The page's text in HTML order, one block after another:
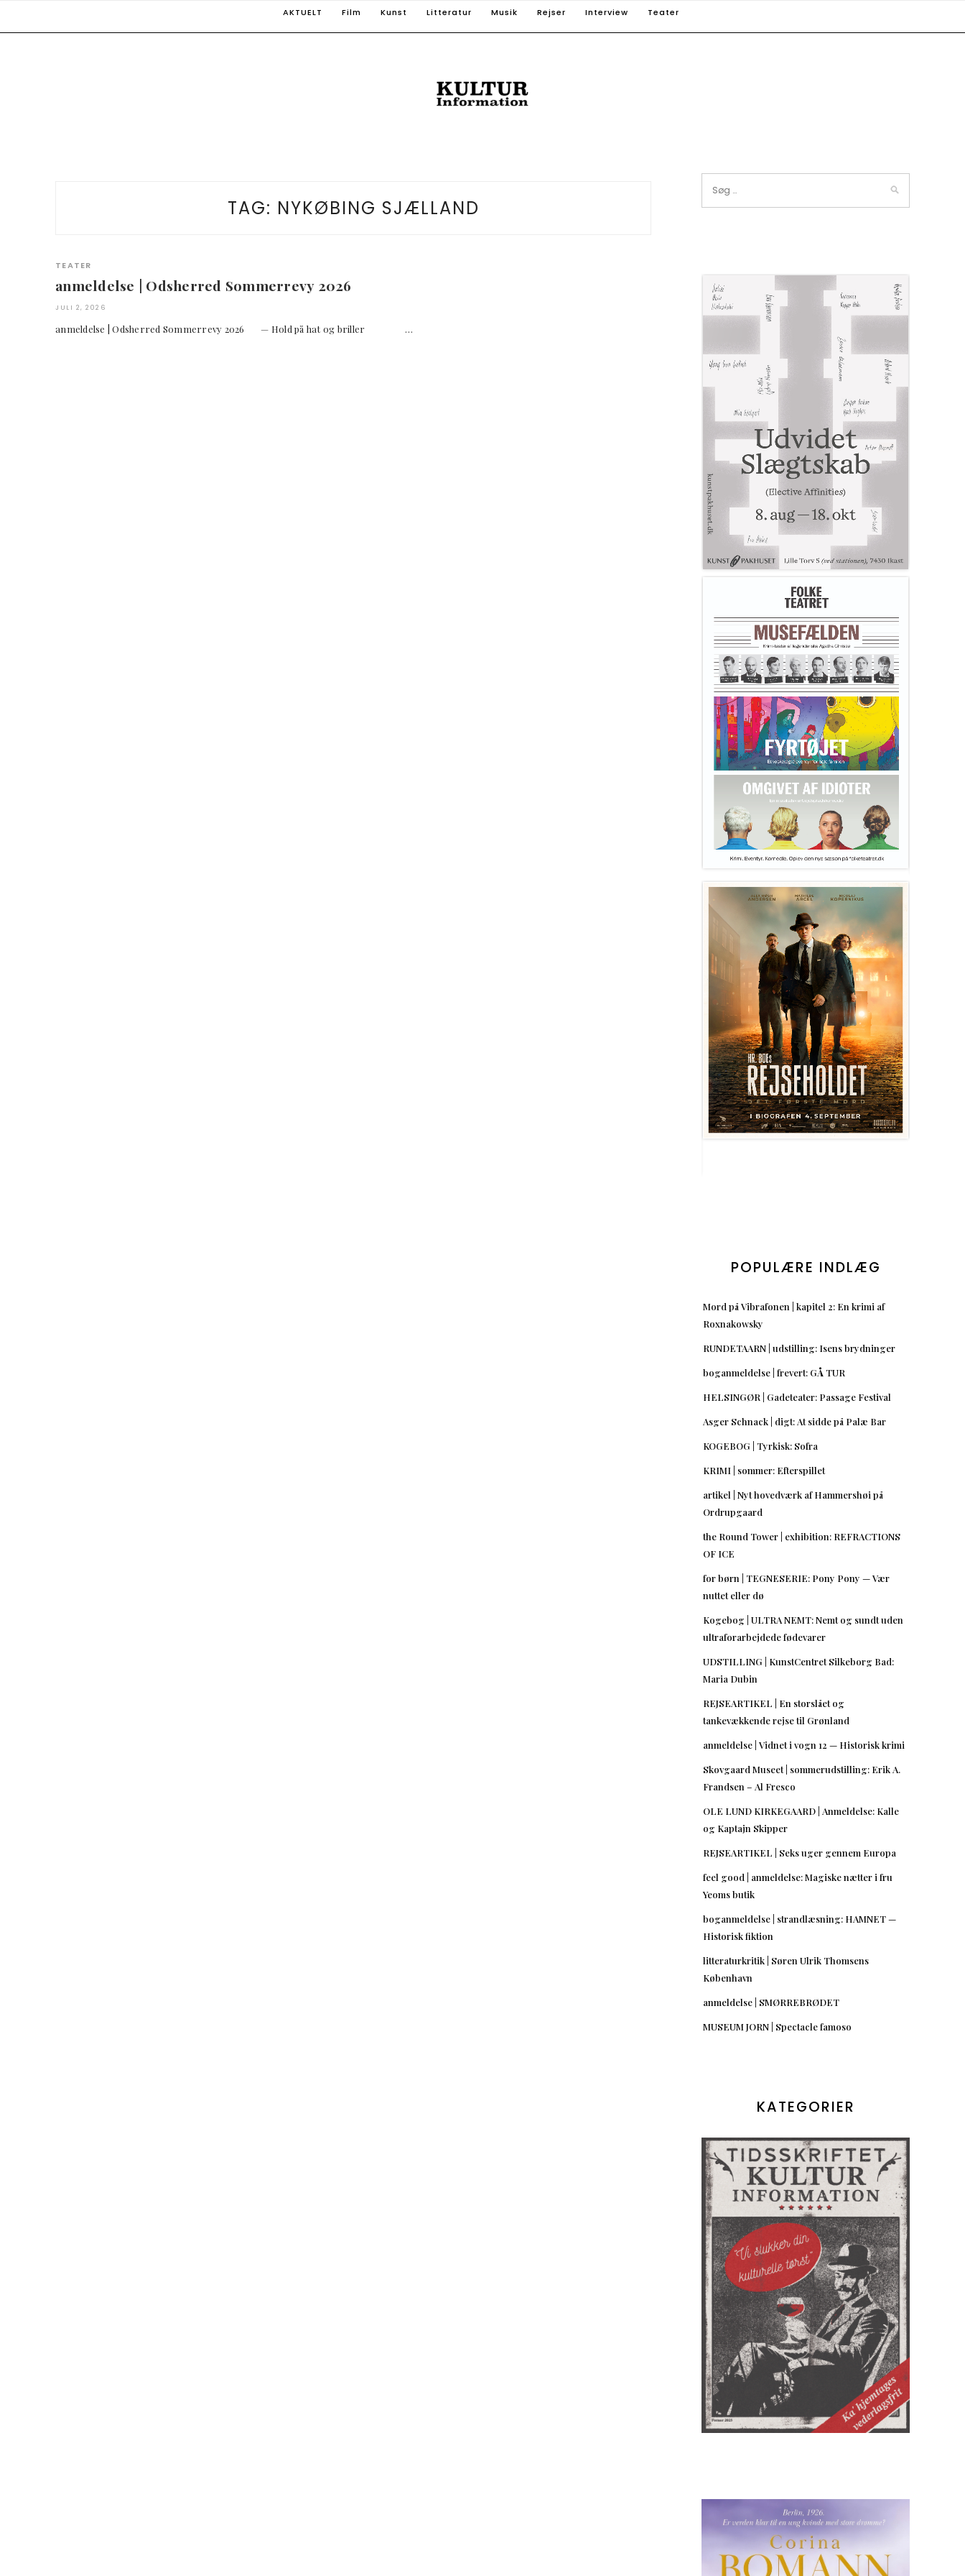
AKTUELT Film Kunst Litteratur Musik Rejser Interview Teater
TAG: NYKØBING SJÆLLAND
TEATER
anmeldelse | Odsherred Sommerrevy 2026
JULI 2, 2026
anmeldelse | Odsherred Sommerrevy 2026 — Hold på hat og briller …
POPULÆRE INDLÆG
Mord på Vibrafonen | kapitel 2: En krimi af
Roxnakowsky
RUNDETAARN | udstilling: Isens brydninger
boganmeldelse | frevert: GÅ TUR
HELSINGØR | Gadeteater: Passage Festival
Asger Schnack | digt: At sidde på Palæ Bar
KOGEBOG | Tyrkisk: Sofra
KRIMI | sommer: Efterspillet
artikel | Nyt hovedværk af Hammershøi på
Ordrupgaard
the Round Tower | exhibition: REFRACTIONS
OF ICE
for børn | TEGNESERIE: Pony Pony — Vær
nuttet eller dø
Kogebog | ULTRA NEMT: Nemt og sundt uden
ultraforarbejdede fødevarer
UDSTILLING | KunstCentret Silkeborg Bad:
Maria Dubin
REJSEARTIKEL | En storslået og
tankevækkende rejse til Grønland
anmeldelse | Vidnet i vogn 12 — Historisk krimi
Skovgaard Museet | sommerudstilling: Erik A.
Frandsen – Al Fresco
OLE LUND KIRKEGAARD | Anmeldelse: Kalle
og Kaptajn Skipper
REJSEARTIKEL | Seks uger gennem Europa
feel good | anmeldelse: Magiske nætter i fru
Yeoms butik
boganmeldelse | strandlæsning: HAMNET —
Historisk fiktion
litteraturkritik | Søren Ulrik Thomsens
København
anmeldelse | SMØRREBRØDET
MUSEUM JORN | Spectacle famoso
KATEGORIER